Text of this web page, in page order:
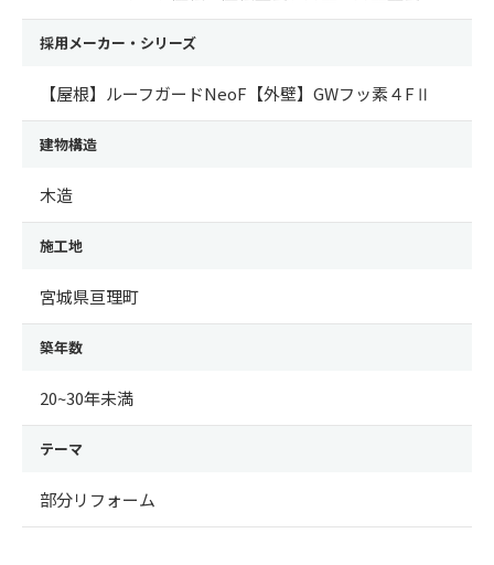
採用メーカー・シリーズ
【屋根】ルーフガードNeoF【外壁】GWフッ素４FⅡ
建物構造
木造
施工地
宮城県亘理町
築年数
20~30年未満
テーマ
部分リフォーム